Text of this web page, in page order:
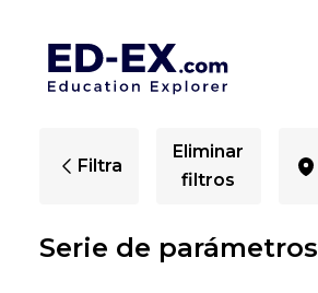
Filtra
Eliminar
filtros
Serie de parámetros